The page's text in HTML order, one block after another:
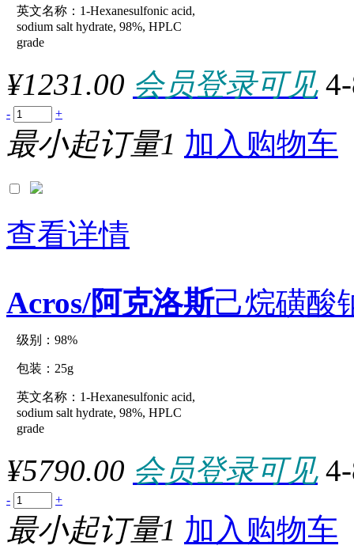
0.9KG
1 kilounit
1.107KG
1.1G
1.25ml
1.2ml
1.304KG
1.5KU
1.5MG
1.5ml
1.7G
1.7ML
1.8G
1.8KG
1.9G
1.9KG
1×1cm
10*0.6ml
10*1ml
10+1L/EA
10×0.55ml
10×0.75ml
10×100g
10×100ml
参数：
英文名称：1-Hexanesulfonic acid,
sodium salt hydrate, 98%, HPLC
grade
¥1231.00 会员登录可见
- +
最小起订量1 加入购物车
查看详情
Acros/阿克洛斯己烷磺酸
原厂型号：C41160-25g
参数：
级别：98%
包装：25g
英文名称：1-Hexanesulfonic acid,
sodium salt hydrate, 98%, HPLC
grade
¥5790.00 会员登录可见
- +
最小起订量1 加入购物车